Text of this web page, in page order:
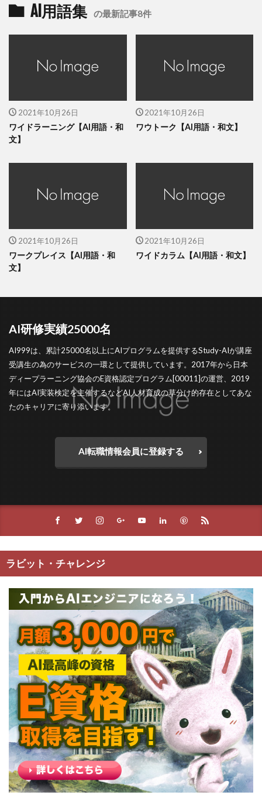
AI用語集 の最新記事8件
2021年10月26日
ワイドラーニング【AI用語・和
文】
2021年10月26日
ワウトーク【AI用語・和文】
2021年10月26日
ワークプレイス【AI用語・和
文】
2021年10月26日
ワイドカラム【AI用語・和文】
AI研修実績25000名
AI999は、累計25000名以上にAIプログラムを提供するStudy-AIが講座
受講生の為のサービスの一環として提供しています。2017年から日本
ディープラーニング協会のE資格認定プログラム[00011]の運営、2019
年にはAI実装検定を主催するなどAI人材育成の草分け的存在としてあな
たのキャリアに寄り添います。
AI転職情報会員に登録する
ラビット・チャレンジ